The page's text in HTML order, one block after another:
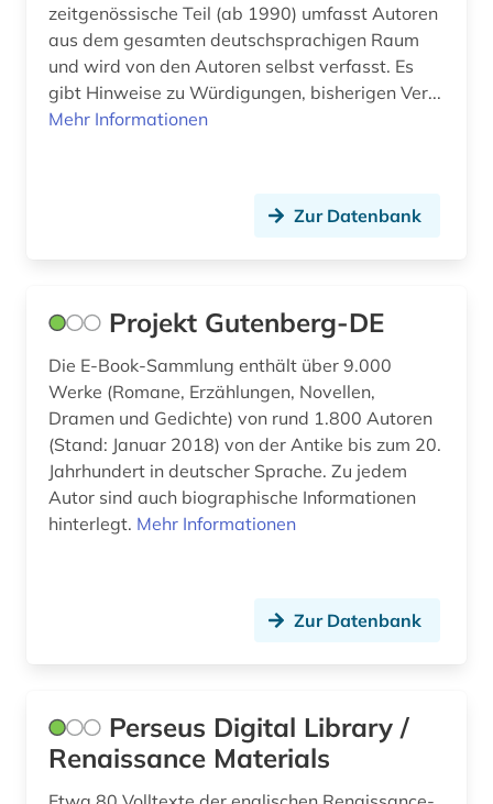
geschichte 1770-1785 (1)
geschichte 1782-1903 (1)
geschichte 1800-1900 (1)
geschichte 1800-1930 (1)
geschichte 1801-1878 (1)
geschichte 1813-1837 (1)
geschichte 1827-1923 (1)
geschichte 1900-2000 (1)
zeitgenössische Teil (ab 1990) umfasst Autoren
aus dem gesamten deutschsprachigen Raum
und wird von den Autoren selbst verfasst. Es
gibt Hinweise zu Würdigungen, bisherigen Ver...
Mehr Informationen
Zur Datenbank
Projekt Gutenberg-DE
Die E-Book-Sammlung enthält über 9.000
Werke (Romane, Erzählungen, Novellen,
Dramen und Gedichte) von rund 1.800 Autoren
(Stand: Januar 2018) von der Antike bis zum 20.
Jahrhundert in deutscher Sprache. Zu jedem
Autor sind auch biographische Informationen
hinterlegt. Mehr Informationen
Zur Datenbank
Perseus Digital Library /
Renaissance Materials